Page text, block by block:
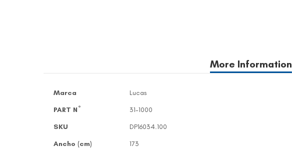
beginning
images
More Information
More Information
Marca
Lucas
PART Nº
31-1000
SKU
DP16034.100
Ancho (cm)
173